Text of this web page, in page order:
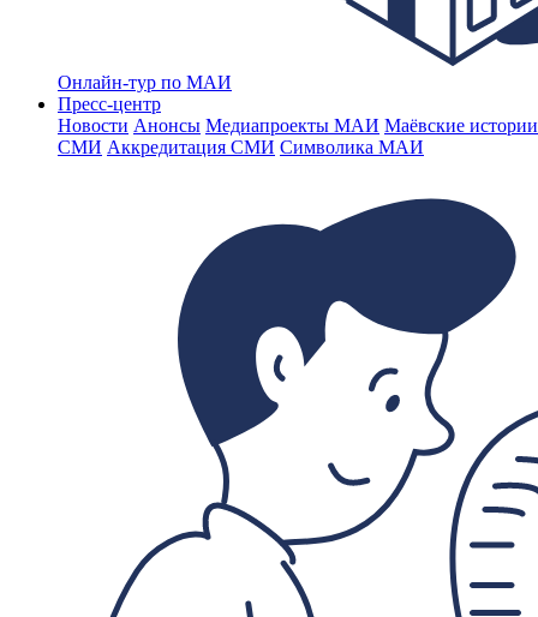
Онлайн-тур по МАИ
Пресс-центр
Новости Анонсы Медиапроекты МАИ Маёвские
СМИ Аккредитация СМИ Символика МАИ